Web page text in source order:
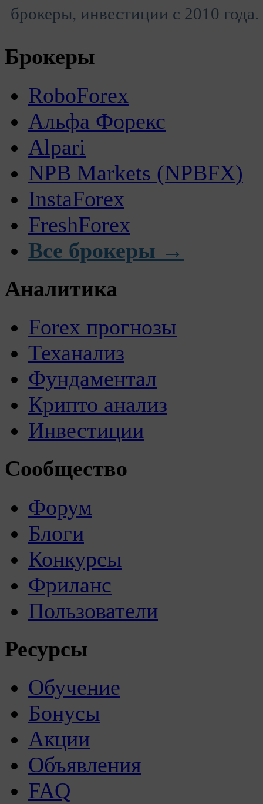
брокеры, инвестиции с 2010 года.
Брокеры
RoboForex
Альфа Форекс
Alpari
NPB Markets (NPBFX)
InstaForex
FreshForex
Все брокеры →
Аналитика
Forex прогнозы
Теханализ
Фундаментал
Крипто анализ
Инвестиции
Сообщество
Форум
Блоги
Конкурсы
Фриланс
Пользователи
Ресурсы
Обучение
Бонусы
Акции
Объявления
FAQ